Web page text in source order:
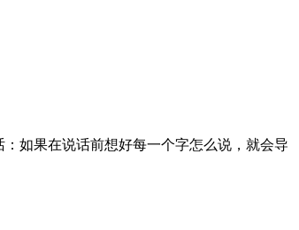
如果在说话前想好每一个字怎么说，就会导